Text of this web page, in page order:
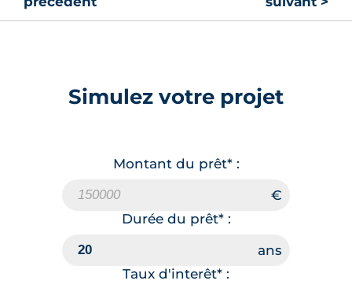
Simulez votre projet
Montant du prêt* :
Durée du prêt* :
Taux d'interêt* :